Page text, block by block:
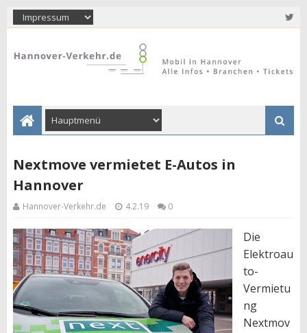
Nextmove vermietet E-Autos in
Hannover
Hannover-Verkehr.de 4.2.19 0
Die
Elektroau
to-
Vermietu
ng
Nextmov